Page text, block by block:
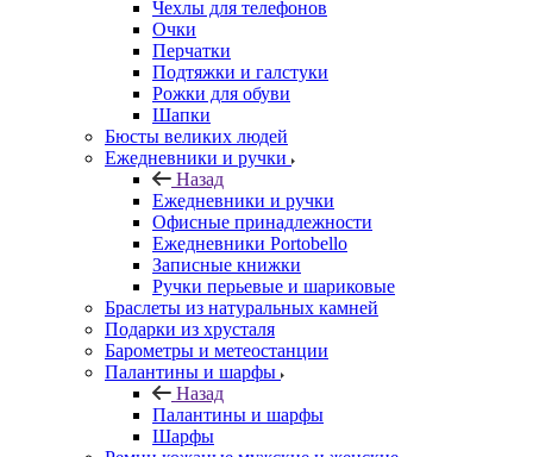
Чехлы для телефонов
Очки
Перчатки
Подтяжки и галстуки
Рожки для обуви
Шапки
Бюсты великих людей
Ежедневники и ручки
Назад
Ежедневники и ручки
Офисные принадлежности
Ежедневники Portobello
Записные книжки
Ручки перьевые и шариковые
Браслеты из натуральных камней
Подарки из хрусталя
Барометры и метеостанции
Палантины и шарфы
Назад
Палантины и шарфы
Шарфы